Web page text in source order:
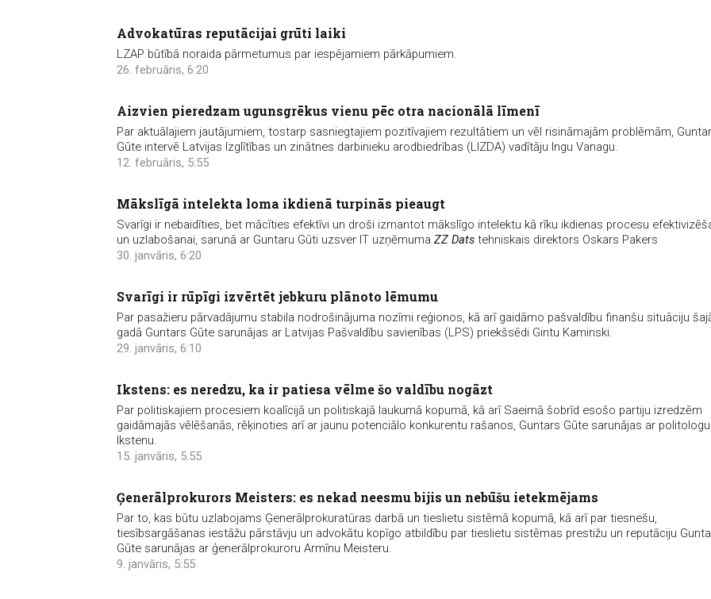
Advokatūras reputācijai grūti laiki
LZAP būtībā noraida pārmetumus par iespējamiem pārkāpumiem.
26. februāris, 6:20
Aizvien pieredzam ugunsgrēkus vienu pēc otra nacionālā līmenī
Par aktuālajiem jautājumiem, tostarp sasniegtajiem pozitīvajiem rezultātiem un vēl risināmajām problēmām,
Gūte intervē Latvijas Izglītības un zinātnes darbinieku arodbiedrības (LIZDA) vadītāju Ingu Vanagu.
12. februāris, 5:55
Mākslīgā intelekta loma ikdienā turpinās pieaugt
Svarīgi ir nebaidīties, bet mācīties efektīvi un droši izmantot mākslīgo intelektu kā rīku ikdienas procesu
un uzlabošanai, sarunā ar Guntaru Gūti uzsver IT uzņēmuma ZZ Dats tehniskais direktors Oskars Pakers
30. janvāris, 6:20
Svarīgi ir rūpīgi izvērtēt jebkuru plānoto lēmumu
Par pasažieru pārvadājumu stabila nodrošinājuma nozīmi reģionos, kā arī gaidāmo pašvaldību finanšu situāciju
gadā Guntars Gūte sarunājas ar Latvijas Pašvaldību savienības (LPS) priekšsēdi Gintu Kaminski.
29. janvāris, 6:10
Ikstens: es neredzu, ka ir patiesa vēlme šo valdību nogāzt
Par politiskajiem procesiem koalīcijā un politiskajā laukumā kopumā, kā arī Saeimā šobrīd esošo partiju izredzēm
gaidāmajās vēlēšanās, rēķinoties arī ar jaunu potenciālo konkurentu rašanos, Guntars Gūte sarunājas ar
Ikstenu.
15. janvāris, 5:55
Ģenerālprokurors Meisters: es nekad neesmu bijis un nebūšu ietekmējams
Par to, kas būtu uzlabojams Ģenerālprokuratūras darbā un tieslietu sistēmā kopumā, kā arī par tiesnešu,
tiesībsargāšanas iestāžu pārstāvju un advokātu kopīgo atbildību par tieslietu sistēmas prestižu un reputāciju
Gūte sarunājas ar ģenerālprokuroru Armīnu Meisteru.
9. janvāris, 5:55